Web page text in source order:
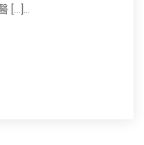
[…]...